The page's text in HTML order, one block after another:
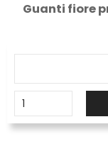
Guanti fiore